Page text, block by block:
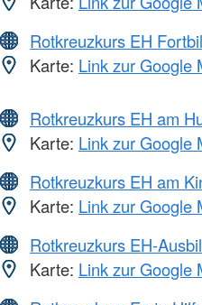
Rotkreuzkurs EH
Karte: Link zur Google
Rotkreuzkurs EH am
Karte: Link zur Google
Rotkreuzkurs EH am
Karte: Link zur Google
Rotkreuzkurs EH-
Karte: Link zur Google